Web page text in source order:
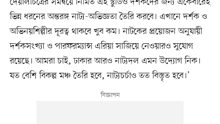
ভিন্ন ধরনের অন্তরঙ্গ নাট্য-অভিজ্ঞতা তৈরি করবে। এখানে দর্শক ও
অভিনয়শিল্পীর দূরত্ব থাকবে খুব কম। নাটকের প্রয়োজন অনুযায়ী
দর্শকসংখ্যা ও পারফরম্যান্স এরিয়া সাজিয়ে নেওয়ারও সুযোগ
রয়েছে। আমরা চাই, ঢাকার আরও নাট্যদল এমন উদ্যোগ নিক।
যত বেশি বিকল্প মঞ্চ তৈরি হবে, নাট্যচর্চাও তত বিস্তৃত হবে।’